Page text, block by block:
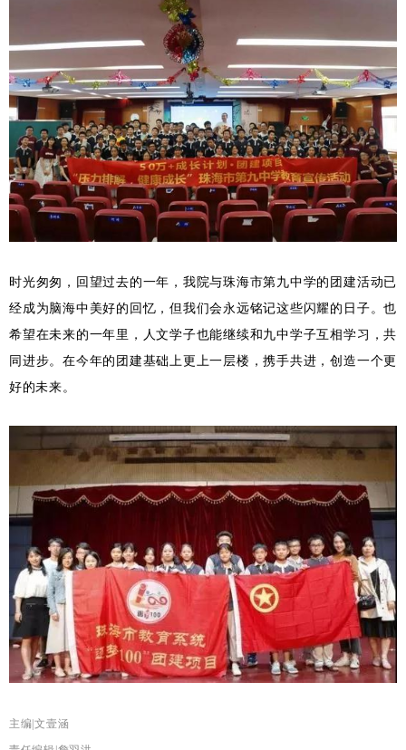
时光匆匆，回望过去的一年，我院与珠海市第九中学的团建活动已
经成为脑海中美好的回忆，但我们会永远铭记这些闪耀的日子。也
希望在未来的一年里，人文学子也能继续和九中学子互相学习，共
同进步。在今年的团建基础上更上一层楼，携手共进，创造一个更
好的未来。
主编|文壹涵